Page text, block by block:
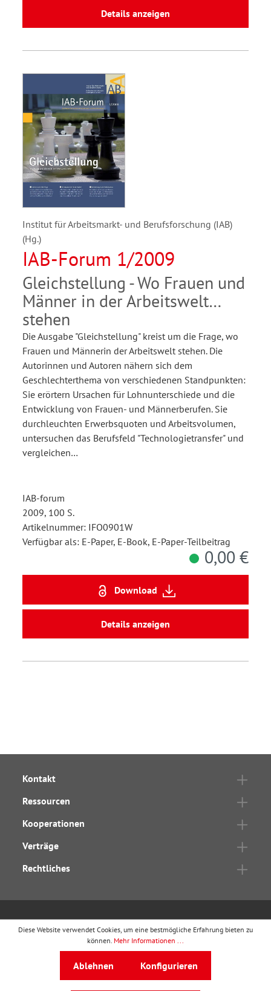
Details anzeigen
Institut für Arbeitsmarkt- und Berufsforschung (IAB)
(Hg.)
IAB-Forum 1/2009
Gleichstellung - Wo Frauen und
Männer in der Arbeitswelt
stehen
Die Ausgabe "Gleichstellung" kreist um die Frage, wo
Frauen und Männerin der Arbeitswelt stehen. Die
Autorinnen und Autoren nähern sich dem
Geschlechterthema von verschiedenen Standpunkten:
Sie erörtern Ursachen für Lohnunterschiede und die
Entwicklung von Frauen- und Männerberufen. Sie
durchleuchten Erwerbsquoten und Arbeitsvolumen,
untersuchen das Berufsfeld "Technologietransfer" und
vergleichen…
IAB-forum
2009, 100 S.
Artikelnummer: IFO0901W
Verfügbar als: E-Paper, E-Book, E-Paper-Teilbeitrag
0,00 €
Download
Details anzeigen
Kontakt
Ressourcen
Kooperationen
Verträge
Rechtliches
wbv Publikationist ein Geschäftsbereich vonwbv
Auf dem Esch 4 · 33619 Bielefeld · Telefon
·service@wbv.de
Diese Website verwendet Cookies, um eine bestmögliche Erfahrung bieten zu
können. Mehr Informationen ...
Ablehnen Konfigurieren